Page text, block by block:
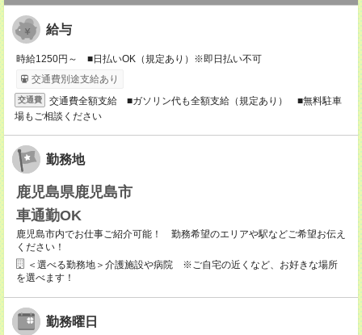
給与
時給1250円～ ■日払いOK（規定あり）※即日払い不可
交通費別途支給あり
交通費
交通費全額支給 ■ガソリン代も全額支給（規定あり） ■無料駐車
場もご相談ください
勤務地
鹿児島県鹿児島市
車通勤OK
鹿児島市内でお仕事ご紹介可能！ 勤務希望のエリアや駅などご希望お伝え
ください！
＜選べる勤務地＞介護施設や病院 ※ご自宅の近くなど、お好きな場所
を選べます！
勤務曜日